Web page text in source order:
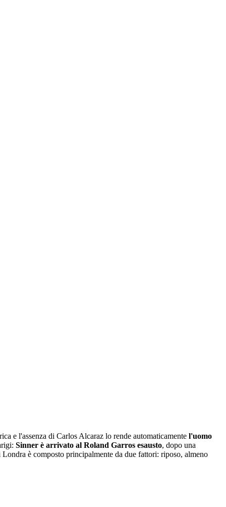
e l'assenza di Carlos Alcaraz lo rende automaticamente l'uomo
Sinner è arrivato al Roland Garros esausto, dopo una
è composto principalmente da due fattori: riposo, almeno